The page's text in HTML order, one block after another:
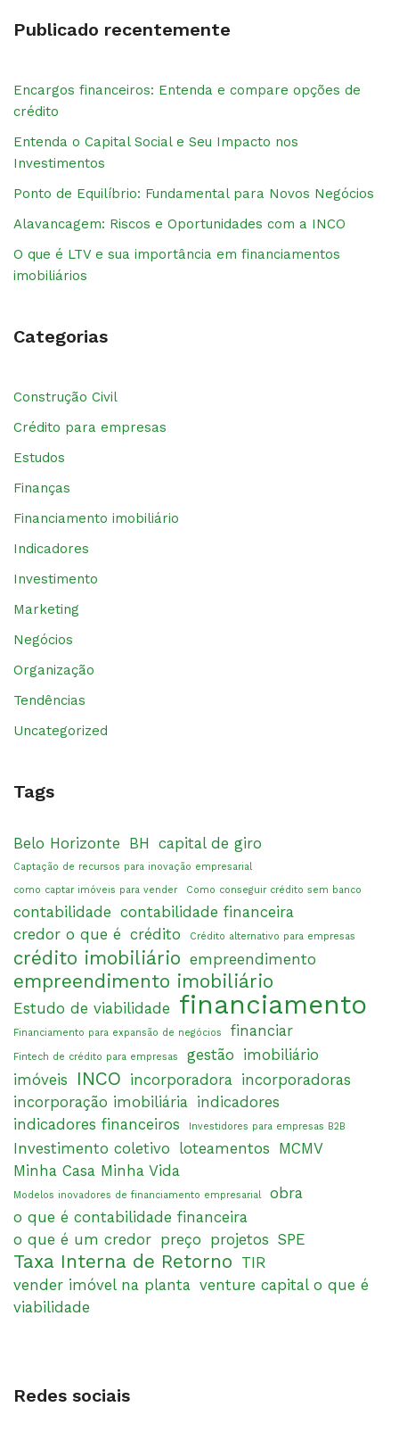
Publicado recentemente
Encargos financeiros: Entenda e compare opções de
crédito
Entenda o Capital Social e Seu Impacto nos
Investimentos
Ponto de Equilíbrio: Fundamental para Novos Negócios
Alavancagem: Riscos e Oportunidades com a INCO
O que é LTV e sua importância em financiamentos
imobiliários
Categorias
Construção Civil
Crédito para empresas
Estudos
Finanças
Financiamento imobiliário
Indicadores
Investimento
Marketing
Negócios
Organização
Tendências
Uncategorized
Tags
Belo Horizonte BH capital de giro
Captação de recursos para inovação empresarial
como captar imóveis para vender
Como conseguir crédito sem banco
contabilidade contabilidade financeira
credor o que é crédito Crédito alternativo para empresas
crédito imobiliário empreendimento
empreendimento imobiliário
Estudo de viabilidade financiamento
Financiamento para expansão de negócios financiar
Fintech de crédito para empresas gestão imobiliário
imóveis
INCO incorporadora incorporadoras
incorporação imobiliária indicadores
indicadores financeiros
Investidores para empresas B2B
Investimento coletivo loteamentos MCMV
Minha Casa Minha Vida
Modelos inovadores de financiamento empresarial
obra
o que é contabilidade financeira
o que é um credor preço projetos SPE
Taxa Interna de Retorno TIR
vender imóvel na planta venture capital o que é
viabilidade
Redes sociais